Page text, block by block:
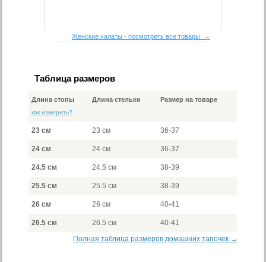
Женские халаты - посмотреть все товары →
Таблица размеров
Длина стопы
как измерить?
Длина стельки Размер на товаре
23 см 23 см 36-37
24 см 24 см 36-37
24.5 см 24.5 см 38-39
25.5 см 25.5 см 38-39
26 см 26 см 40-41
26.5 см 26.5 см
40-41
Полная таблица размеров домашних тапочек →